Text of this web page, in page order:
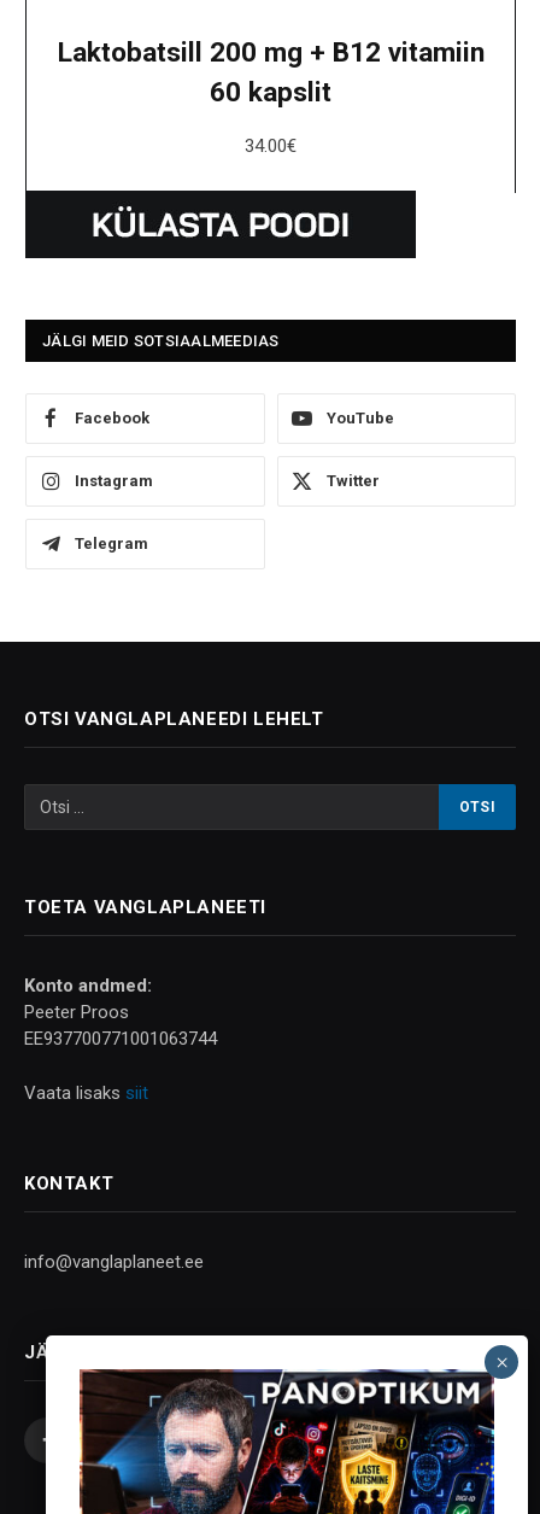
Laktobatsill 200 mg + B12 vitamiin
60 kapslit
34.00€
JÄLGI MEID SOTSIAALMEEDIAS
Facebook YouTube
Instagram Twitter
Telegram
OTSI VANGLAPLANEEDI LEHELT
TOETA VANGLAPLANEETI
Konto andmed:
Peeter Proos
EE937700771001063744
Vaata lisaks siit
KONTAKT
info@vanglaplaneet.ee
JÄLGI SOTSIAALMEEDIAS
Facebook
X
(Twitter)
InstagramYouTubeTelegram